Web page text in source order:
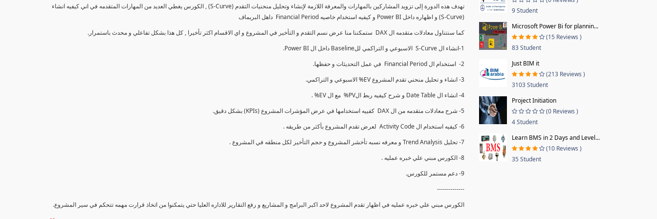
تهدف هذه الدورة إلى تزويد المشاركين بالمهارات والمعرفة اللازمة لإنشاء وتحليل منحنيات التقدم (S-Curve) , الكورس يغطي العديد من المهارات المتقدمه في اني كيفيه انشاء
(S-Curve) و اظهاره داخل Power BI و كيفيه استخدام خاصيه Financial Period داهل البريماف
كما سنتناول معادلات متقدمه ال DAX ستمكننا منا عرض نسم التقدم و التأخير في المشروع و اي الاقسام اكثر تأخيرا , كل هذا بشكل تفاعلي و محدث باستمرار.
1-انشاء ال S-Curve الاسبوعي و التراكمي للBaseline داخل ال Power BI.
2- استخدام ال Financial Period في عمل التحديثات و حفظها.
3- انشاء و تحليل منحني تقدم المشروع EV% الاسبوعي و التراكمي.
4- انشاء ال Date Table و شرح كيفيه ربط الPV% مع ال EV% .
5- شرح معادلات متقدمه من ال DAX كفييه استخدامها في عرض المؤشرات المشروع (KPIs) بشكل دقيق.
6- كيفيه استخدام ال Activity Code لعرض تقدم المشروع بأكثر من طريقه .
7- تحليل Trend Analysis و معرفه نسبه تأخشر المشروع و حجم التأخير لكل منطقه في المشروع .
8- الكورس مبني علي خبره عمليه .
9- دعم مستمر للكورس.
--------------
الكورس مبني علي خبره عمليه في اظهار تقدم المشروع لاحد اكبر البرامج و المشاريع و رفع التقارير للاداره العليا حتي يتمكنوا من اتخاذ قرارت مهمه تتحكم في سير المشروع.
9 Student
Microsoft Power Bi for plannin...
(15 Reviews )
83 Student
Just BIM it
(213 Reviews )
3103 Student
Project Initiation
(0 Reviews )
4 Student
Learn BMS in 2 Days and Level...
(10 Reviews )
35 Student